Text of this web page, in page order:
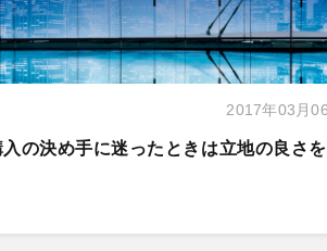
2017年03月
の決め手に迷ったときは立地の良さ